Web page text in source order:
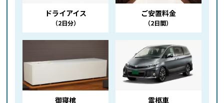
ドライアイス
（2日分）
ご安置料金
（2日間）
御寝棺
霊柩車